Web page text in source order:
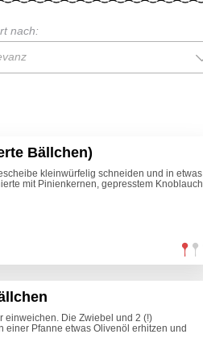
nach:
Bällchen)
kleinwürfelig schneiden und in etwas
mit Pinienkernen, gepresstem Knoblauch,
einweichen. Die Zwiebel und 2 (!)
einer Pfanne etwas Olivenöl erhitzen und